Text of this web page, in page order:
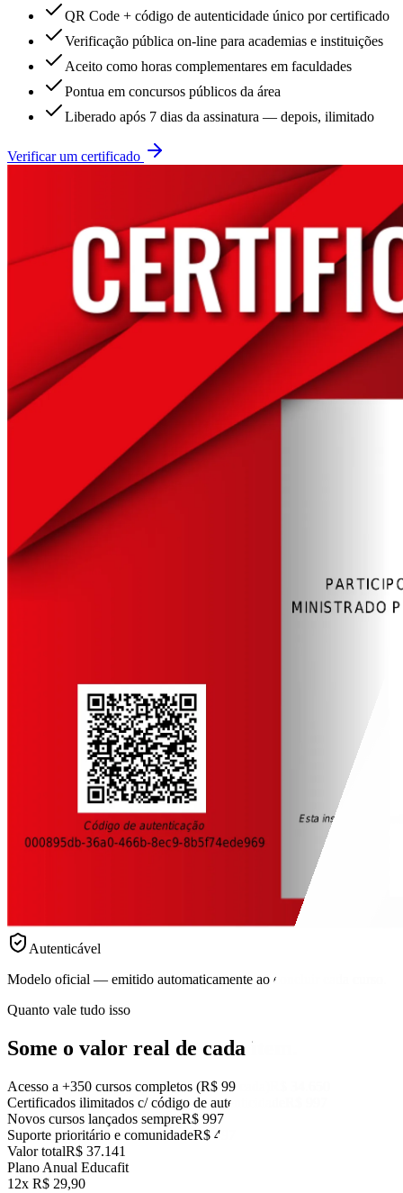
QR Code + código de autenticidade único por certificado
Verificação pública on-line para academias e instituições
Aceito como horas complementares em faculdades
Pontua em concursos públicos da área
Liberado após 7 dias da assinatura — depois, ilimitado
Verificar um certificado
Autenticável
Modelo oficial — emitido automaticamente ao concluir cada curso.
Quanto vale tudo isso
Some o valor real de cada item.
Acesso a +350 cursos completos (R$ 99 cada)
Certificados ilimitados c/ código de autenticidade
Novos cursos lançados sempreR$ 997
Suporte prioritário e comunidadeR$ 497
Valor totalR$ 37.141
Plano Anual Educafit
12x R$ 29,90